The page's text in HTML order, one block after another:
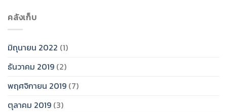
คลังเก็บ
มิถุนายน 2022 (1)
ธันวาคม 2019 (2)
พฤศจิกายน 2019 (7)
ตุลาคม 2019 (3)